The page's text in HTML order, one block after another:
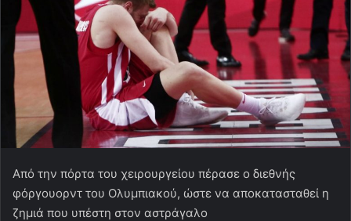
Από την πόρτα του χειρουργείου πέρασε ο διεθνής
φόργουορντ του Ολυμπιακού, ώστε να αποκατασταθεί η
ζημιά που υπέστη στον αστράγαλο